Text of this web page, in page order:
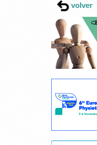
volver